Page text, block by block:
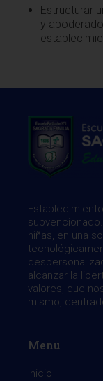
Estructurar
y
niñas, en una
alcanzar la
valores, que
mismo,
Menu
Inicio